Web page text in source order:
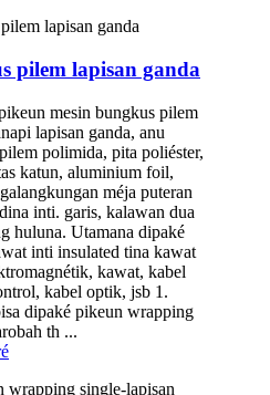
pilem lapisan ganda
mesin bungkus pilem
lapisan ganda, anu
polimida, pita poliéster,
katun, aluminium foil,
méja puteran
inti. garis, kalawan dua
huluna. Utamana dipaké
inti insulated tina kawat
kawat, kabel
kabel optik, jsb 1.
dipaké pikeun wrapping
th ...